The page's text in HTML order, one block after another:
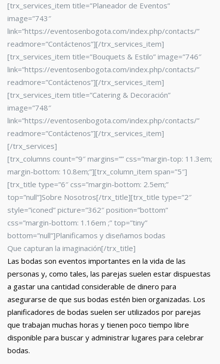
[trx_services_item title=”Planeador de Eventos”
image=”743″
link=”https://eventosenbogota.com/index.php/contacts/”
readmore=”Contáctenos”][/trx_services_item]
[trx_services_item title=”Bouquets & Estilo” image=”746″
link=”https://eventosenbogota.com/index.php/contacts/”
readmore=”Contáctenos”][/trx_services_item]
[trx_services_item title=”Catering & Decoración”
image=”748″
link=”https://eventosenbogota.com/index.php/contacts/”
readmore=”Contáctenos”][/trx_services_item]
[/trx_services]
[trx_columns count=”9″ margins=”” css=”margin-top: 11.3em;
margin-bottom: 10.8em;”][trx_column_item span=”5″]
[trx_title type=”6″ css=”margin-bottom: 2.5em;”
top=”null”]Sobre Nosotros[/trx_title][trx_title type=”2″
style=”iconed” picture=”362″ position=”bottom”
css=”margin-bottom: 1.16em ;” top=”tiny”
bottom=”null”]Planificamos y diseñamos bodas
Que capturan la imaginación[/trx_title]
Las bodas son eventos importantes en la vida de las
personas y, como tales, las parejas suelen estar dispuestas
a gastar una cantidad considerable de dinero para
asegurarse de que sus bodas estén bien organizadas. Los
planificadores de bodas suelen ser utilizados por parejas
que trabajan muchas horas y tienen poco tiempo libre
disponible para buscar y administrar lugares para celebrar
bodas.